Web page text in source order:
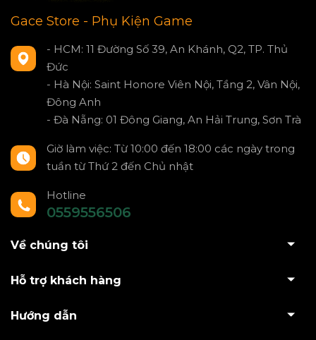
Gace Store - Phụ Kiện Game
- HCM: 11 Đường Số 39, An Khánh, Q2, TP. Thủ
Đức
- Hà Nội: Saint Honore Viên Nội, Tầng 2, Vân Nội,
Đông Anh
- Đà Nẵng: 01 Đông Giang, An Hải Trung, Sơn Trà
Giờ làm việc: Từ 10:00 đến 18:00 các ngày trong
tuần từ Thứ 2 đến Chủ nhật
Hotline
0559556506
Về chúng tôi
Hỗ trợ khách hàng
Hướng dẫn